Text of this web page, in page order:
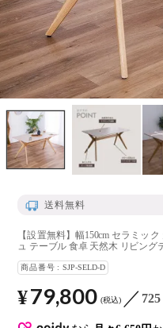
送料無料
【設置無料】幅150cm セラミッ
ュ テーブル 食卓 天然木 リビン
商品番号 SJP-SELD-D
¥79,800 税込 725